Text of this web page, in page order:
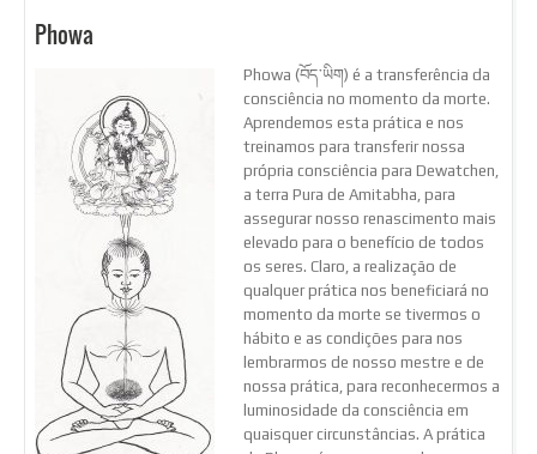
Phowa
Phowa (བོད་ཡིག) é a transferência da
consciência no momento da morte.
Aprendemos esta prática e nos
treinamos para transferir nossa
própria consciência para Dewatchen,
a terra Pura de Amitabha, para
assegurar nosso renascimento mais
elevado para o benefício de todos
os seres. Claro, a realização de
qualquer prática nos beneficiará no
momento da morte se tivermos o
hábito e as condições para nos
lembrarmos de nosso mestre e de
nossa prática, para reconhecermos a
luminosidade da consciência em
quaisquer circunstâncias. A prática